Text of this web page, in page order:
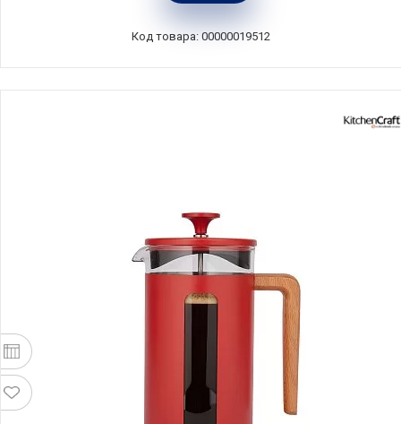
Henckels, Германия, 39500-300
Код товара: 00000019512